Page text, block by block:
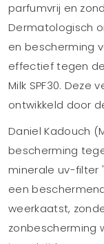
parfumvrij en
Dermatologisch
en bescherming
effectief tegen de
Milk SPF30. Deze
ontwikkeld door
Daniel Kadouch
bescherming
minerale uv-filter
een
weerkaatst,
zonbescherming